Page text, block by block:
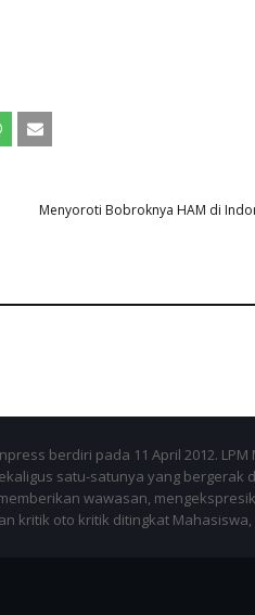
Menyoroti Bobroknya HAM di
berdiri pada 11 April 2012.
satu-satunya yang bergerak
wawasan,
kritik oto kritik ditingkat